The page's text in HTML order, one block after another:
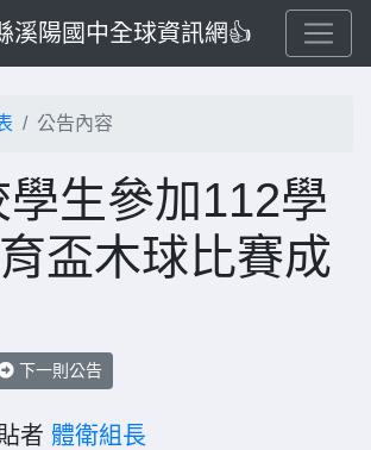
溪陽國中全球資訊網👍
公告內容
生參加112學
盃木球比賽成
下一則公告
者 體衛組長